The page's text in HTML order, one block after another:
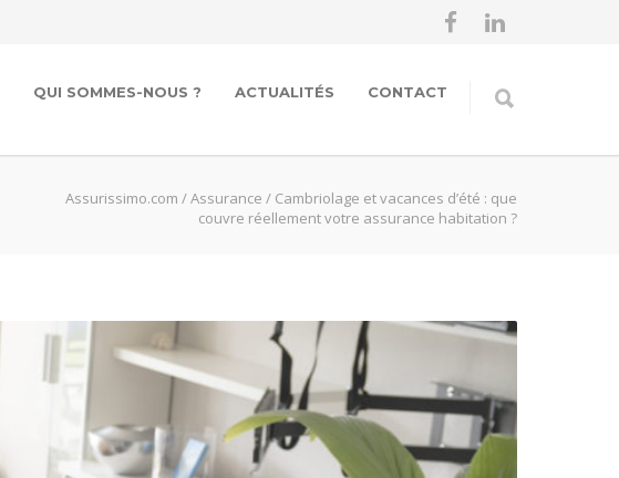
QUI SOMMES-NOUS ? ACTUALITÉS CONTACT
Assurissimo.com /Assurance / Cambriolage et vacances d’été : que
couvre réellement votre assurance habitation ?